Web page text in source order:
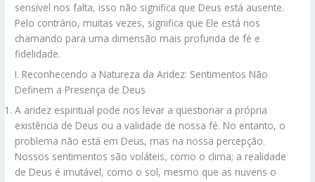
sensível nos falta, isso não significa que Deus está ausente.
Pelo contrário, muitas vezes, significa que Ele está nos
chamando para uma dimensão mais profunda de fé e
fidelidade.
I. Reconhecendo a Natureza da Aridez: Sentimentos Não
Definem a Presença de Deus
A aridez espiritual pode nos levar a questionar a própria
existência de Deus ou a validade de nossa fé. No entanto, o
problema não está em Deus, mas na nossa percepção.
Nossos sentimentos são voláteis, como o clima; a realidade
de Deus é imutável, como o sol, mesmo que as nuvens o